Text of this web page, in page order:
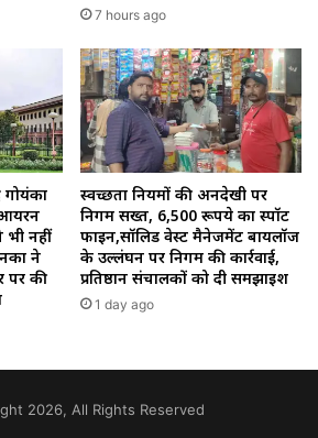
7 hours ago
गोयंका
भी नहीं
ने
पर की
स्वच्छता नियमों की अनदेखी पर
निगम सख्त, 6,500 रूपये का स्पॉट
फाइन,सॉलिड वेस्ट मैनेजमेंट बायलॉज
के उल्लंघन पर निगम की कार्रवाई,
प्रतिष्ठान संचालकों को दी समझाइश
1 day ago
2026, All Rights Reserved